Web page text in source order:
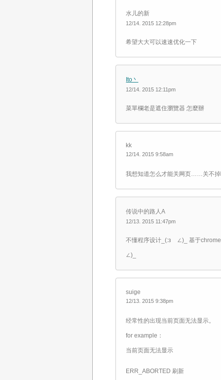
水儿的新
12/14. 2015 12:28pm
希望大大可以速速优化一下
Ito丶
12/14. 2015 12:11pm
菜單欄老是遮住瀏覽器 怎麼辦
kk
12/14. 2015 9:58am
我想知道怎么才能关网页……关不
传说中的路人A
12/13. 2015 11:47pm
不懂程序设计_(:зゝ∠)_ 基于
∠)_
suige
12/13. 2015 9:38pm
经常性的出现当前页面无法显示。
for example：
当前页面无法显示
ERR_ABORTED 刷新